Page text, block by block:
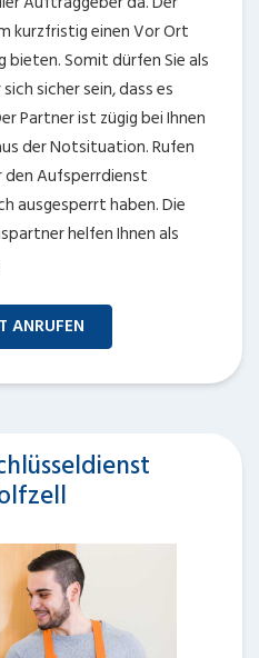
kurzfristig einen Vor Ort
Somit dürfen Sie als
sicher sein, dass es
Partner ist zügig bei Ihnen
der Notsituation. Rufen
Aufsperrdienst
ausgesperrt haben. Die
helfen Ihnen als
ANRUFEN